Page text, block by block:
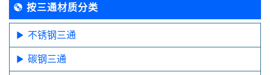
按三通材质分类
不锈钢三通
碳钢三通